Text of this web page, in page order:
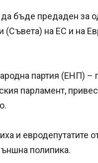
да бъде предаден за
(Съвета) на ЕС и на
партия (ЕНП) –
парламент,
и евродепутатите
полипика.